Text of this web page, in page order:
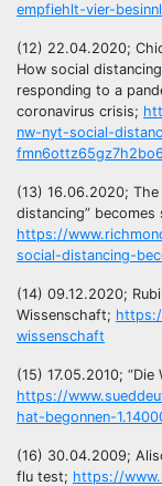
empfiehlt-vier-
(12) 22.04.2020;
How social
responding to a
coronavirus crisis;
nw-nyt-social-
(13) 16.06.2020; The
distancing”
https://
social-distancing-
(14) 09.12.2020;
Wissenschaft;
wissenschaft
(15) 17.05.2010; “Die
https://
hat-begonnen-
(16) 30.04.2009;
flu test; https://